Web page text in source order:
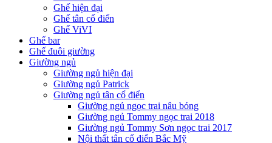
Ghế hiện đại
Ghế tân cổ điển
Ghế ViVI
Ghế bar
Ghế đuôi giường
Giường ngủ
Giường ngủ hiện đại
Giường ngủ Patrick
Giường ngủ tân cổ điển
Giường ngủ ngọc trai nâu bóng
Giường ngủ Tommy ngọc trai 2018
Giường ngủ Tommy Sơn ngọc trai 2017
Nội thất tân cổ điển Bắc Mỹ